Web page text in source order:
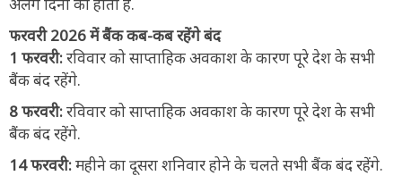
फरवरी 2026 में बैंक कब-कब रहेंगे बंद
1 फरवरी:रविवार को साप्ताहिक अवकाश के कारण पूरे देश के सभी
बैंक बंद रहेंगे.
8 फरवरी:रविवार को साप्ताहिक अवकाश के कारण पूरे देश के सभी
बैंक बंद रहेंगे.
14 फरवरी:महीने का दूसरा शनिवार होने के चलते सभी बैंक बंद रहेंगे.